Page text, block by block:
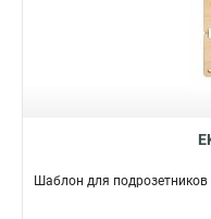
Шаблон для